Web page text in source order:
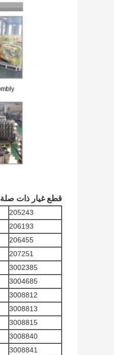
قطع غيار ذات صلة
205243
206193
206455
207251
3002385
3004685
3008812
3008813
3008815
3008840
3008841